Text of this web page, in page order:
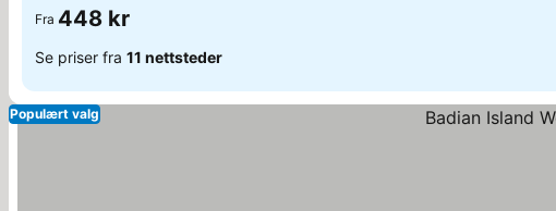
Fra 448 kr
Se priser fra 11 nettsteder
Populært valg